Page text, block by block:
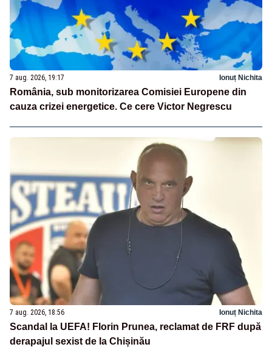
7 aug. 2026, 19:17 Ionuț Nichita
România, sub monitorizarea Comisiei Europene din
cauza crizei energetice. Ce cere Victor Negrescu
7 aug. 2026, 18:56 Ionuț Nichita
Scandal la UEFA! Florin Prunea, reclamat de FRF după
derapajul sexist de la Chișinău